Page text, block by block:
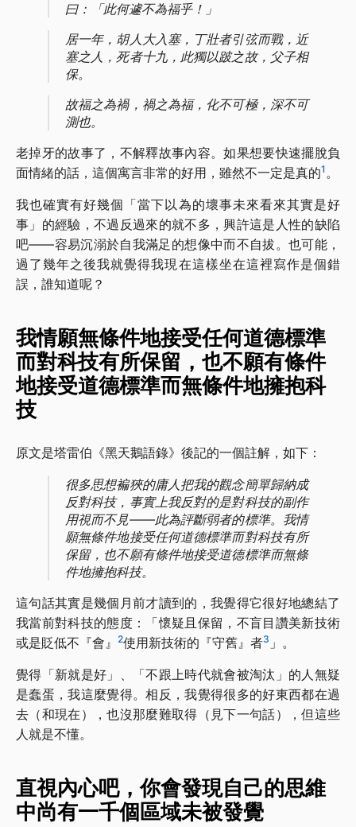
曰：「此何遽不為福乎！」
居一年，胡人大入塞，丁壯者引弦而戰，近
塞之人，死者十九，此獨以跛之故，父子相
保。
故福之為禍，禍之為福，化不可極，深不可
測也。
老掉牙的故事了，不解釋故事內容。如果想要快速擺脫負
面情緒的話，這個寓言非常的好用，雖然不一定是真的1。
我也確實有好幾個「當下以為的壞事未來看來其實是好
事」的經驗，不過反過來的就不多，興許這是人性的缺陷
吧——容易沉溺於自我滿足的想像中而不自拔。也可能，
過了幾年之後我就覺得我現在這樣坐在這裡寫作是個錯
誤，誰知道呢？
我情願無條件地接受任何道德標準
而對科技有所保留，也不願有條件
地接受道德標準而無條件地擁抱科
技
原文是塔雷伯《黑天鵝語錄》後記的一個註解，如下：
很多思想褊狹的庸人把我的觀念簡單歸納成
反對科技，事實上我反對的是對科技的副作
用視而不見——此為評斷弱者的標準。我情
願無條件地接受任何道德標準而對科技有所
保留，也不願有條件地接受道德標準而無條
件地擁抱科技。
這句話其實是幾個月前才讀到的，我覺得它很好地總結了
我當前對科技的態度：「懷疑且保留，不盲目讚美新技術
或是貶低不『會』 2使用新技術的『守舊』者3 」。
覺得「新就是好」、「不跟上時代就會被淘汰」的人無疑
是蠢蛋，我這麼覺得。相反，我覺得很多的好東西都在過
去（和現在），也沒那麼難取得（見下一句話），但這些
人就是不懂。
直視內心吧，你會發現自己的思維
中尚有一千個區域未被發覺